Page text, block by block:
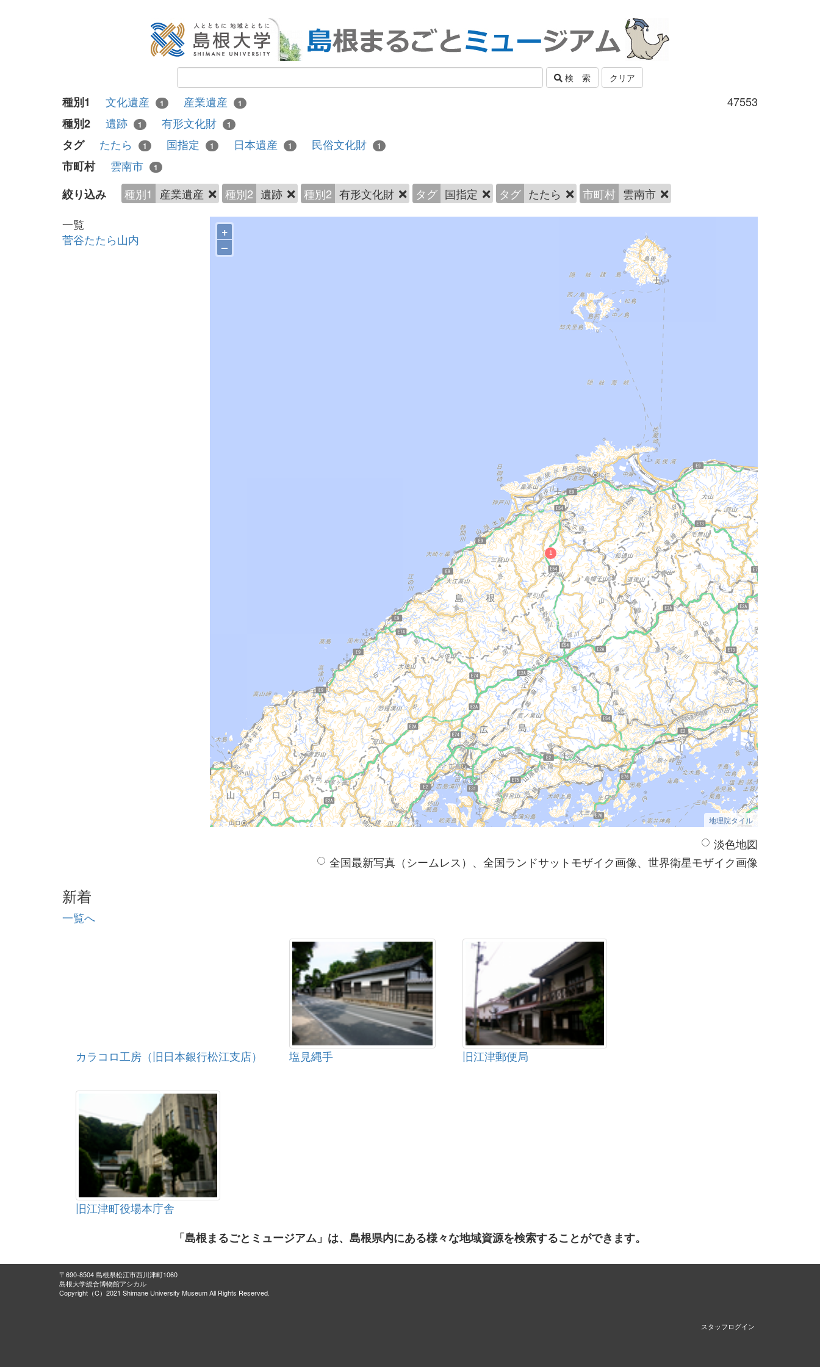
検 索 クリア
47553
種別1 文化遺産 1 産業遺産 1
種別2 遺跡 1 有形文化財 1
タグ たたら 1 国指定 1 日本遺産 1 民俗文化財 1
市町村 雲南市 1
絞り込み 種別1 産業遺産 種別2 遺跡 種別2 有形文化財 タグ 国指定 タグ たたら 市町村 雲南市
一覧
菅谷たたら山内
+
–
地理院タイル
淡色地図
全国最新写真（シームレス）、全国ランドサットモザイク画像、世界衛星モザイク画像
新着
一覧へ
カラコロ工房（旧日本銀行松江支店） 塩見縄手 旧江津郵便局
旧江津町役場本庁舎
「島根まるごとミュージアム」は、島根県内にある様々な地域資源を検索することができます。
〒690-8504 島根県松江市西川津町1060
島根大学総合博物館アシカル
Copyright（C）2021 Shimane University Museum All Rights Reserved.
スタッフログイン